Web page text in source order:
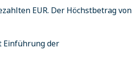
EUR. Der Höchstbetrag von
Einführung der